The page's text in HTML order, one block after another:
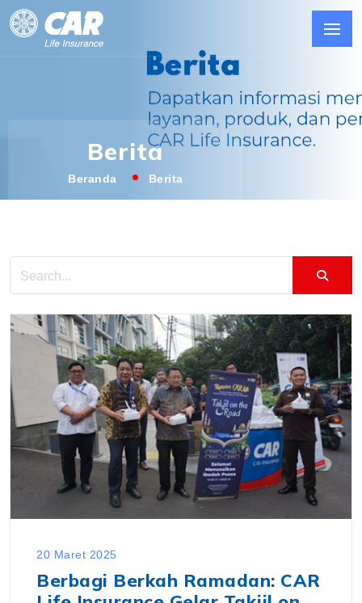
Berita
Beranda Berita
20 Maret 2025
Berbagi Berkah Ramadan: CAR